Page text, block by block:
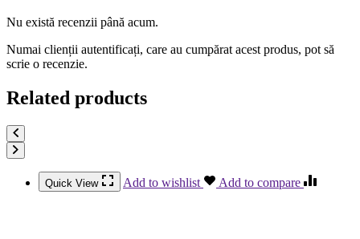
Nu există recenzii până acum.
Numai clienții autentificați, care au cumpărat acest produs, pot să
scrie o recenzie.
Related products
Quick View Add to wishlist Add to compare